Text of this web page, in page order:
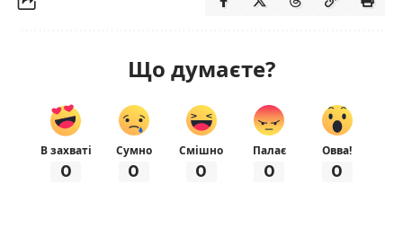
Що думаєте?
В захваті
0
Сумно
0
Смішно
0
Палає
0
Овва!
0